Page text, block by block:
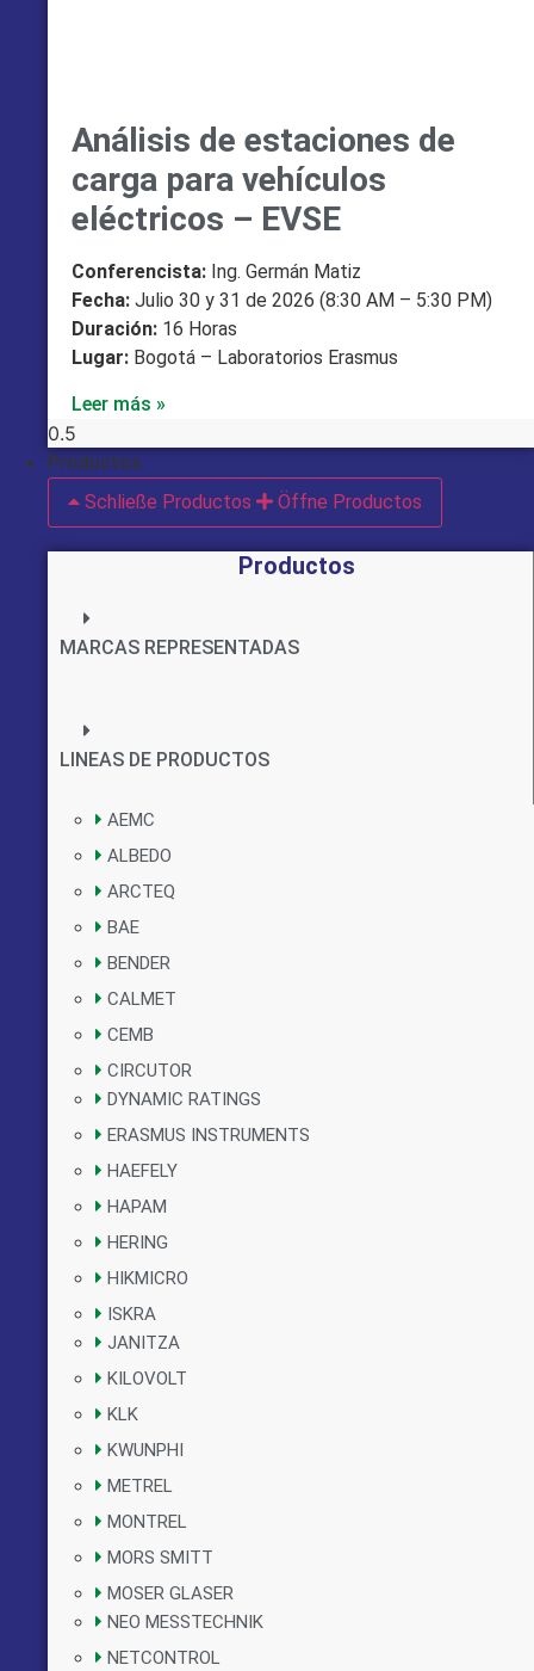
Análisis de estaciones de
carga para vehículos
eléctricos – EVSE
Conferencista: Ing. Germán Matiz
Fecha: Julio 30 y 31 de 2026 (8:30 AM – 5:30 PM)
Duración: 16 Horas
Lugar: Bogotá – Laboratorios Erasmus
Leer más »
Productos
Schließe Productos
Öffne Productos
Productos
MARCAS REPRESENTADAS
LINEAS DE PRODUCTOS
AEMC
ALBEDO
ARCTEQ
BAE
BENDER
CALMET
CEMB
CIRCUTOR
DYNAMIC RATINGS
ERASMUS INSTRUMENTS
HAEFELY
HAPAM
HERING
HIKMICRO
ISKRA
JANITZA
KILOVOLT
KLK
KWUNPHI
METREL
MONTREL
MORS SMITT
MOSER GLASER
NEO MESSTECHNIK
NETCONTROL